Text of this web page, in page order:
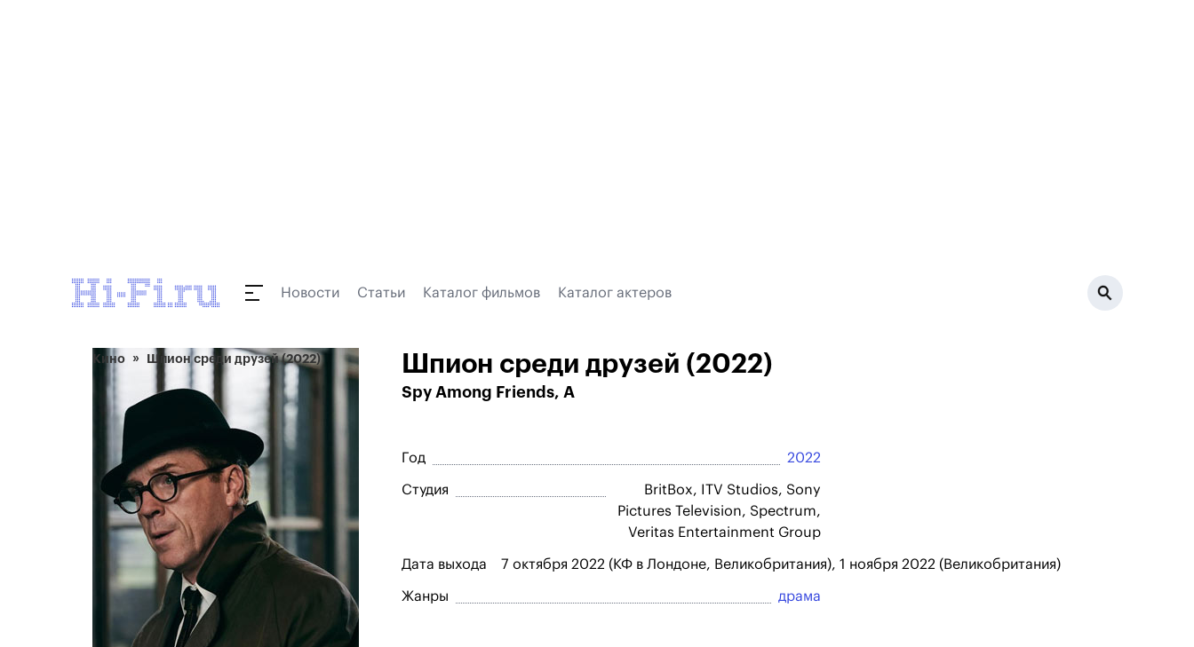
Новости Статьи Каталог фильмов Каталог актеров
Кино Шпион среди друзей (2022) Шпион среди друзей (2022)
Spy Among Friends, A
Год 2022
Студия
BritBox, ITV Studios, Sony
Pictures Television, Spectrum,
Veritas Entertainment Group
Дата выхода 7 октября 2022 (КФ в Лондоне, Великобритания), 1 ноября 2022 (Великобритания)
Жанры драма